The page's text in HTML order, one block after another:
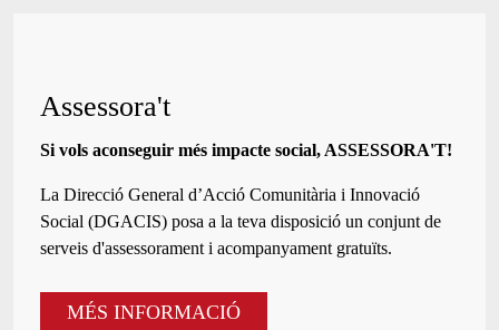
Assessora't
Si vols aconseguir més impacte social, ASSESSORA'T!
La Direcció General d’Acció Comunitària i Innovació
Social (DGACIS) posa a la teva disposició un conjunt de
serveis d'assessorament i acompanyament gratuïts.
MÉS INFORMACIÓ